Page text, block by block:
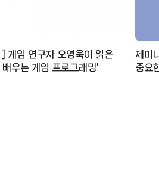
게임 연구자 오영욱이 읽은
우는 게임 프로그래밍'
제미
중요